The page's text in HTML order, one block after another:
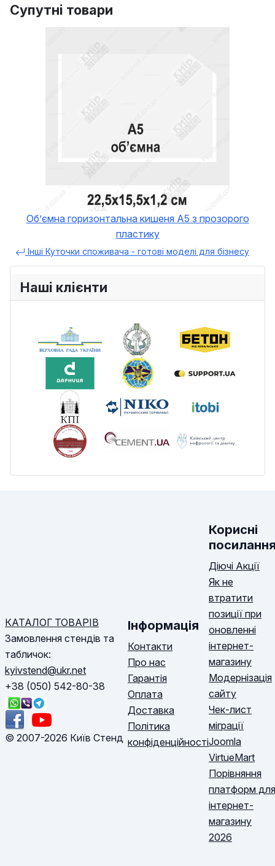
Супутні товари
Обʼємна горизонтальна кишеня A5 з прозорого
пластику
Інші Куточки споживача - готові моделі для бізнесу
Наші клієнти
КАТАЛОГ ТОВАРІВ
Замовлення стендів та
табличок:
kyivstend@ukr.net
+38 (050) 542-80-38
© 2007-2026 Київ Стенд
Інформація
Контакти
Про нас
Гарантія
Оплата
Доставка
Політика
конфіденційності
Корисні
Діючі Акції
Як не
втратити
позиції при
оновленні
інтернет-
магазину
Модернізація
сайту
Чек-лист
міграції
Joomla
VirtueMart
Порівняння
платформ для
інтернет-
магазину
2026